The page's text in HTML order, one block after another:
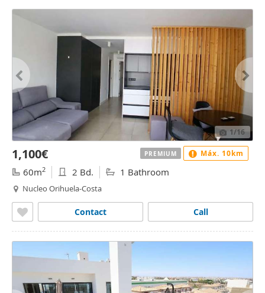
1/16
1,100€
60m2 2 Bd. 1 Bathroom
Nucleo Orihuela-Costa
Call
Contact
PREMIUM Máx. 10km